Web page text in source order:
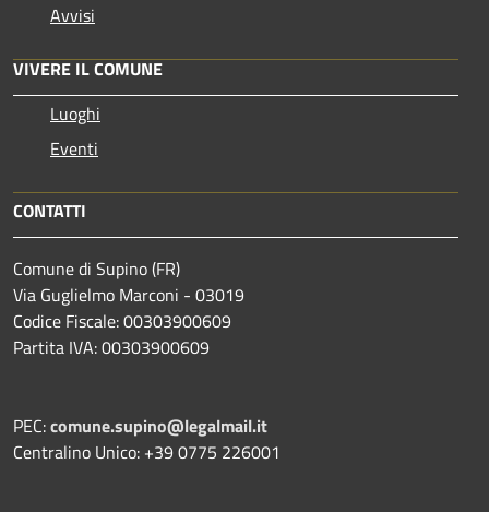
Avvisi
VIVERE IL COMUNE
Luoghi
Eventi
CONTATTI
Comune di Supino (FR)
Via Guglielmo Marconi - 03019
Codice Fiscale: 00303900609
Partita IVA: 00303900609
PEC:comune.supino@legalmail.it
Centralino Unico: +39 0775 226001